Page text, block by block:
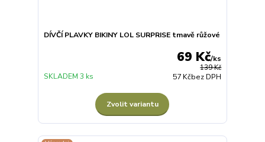
DÍVČÍ PLAVKY BIKINY LOL SURPRISE tmavě růžové
139 Kč
69 Kč/ks
57 Kčbez DPH
SKLADEM 3 ks
Zvolit variantu